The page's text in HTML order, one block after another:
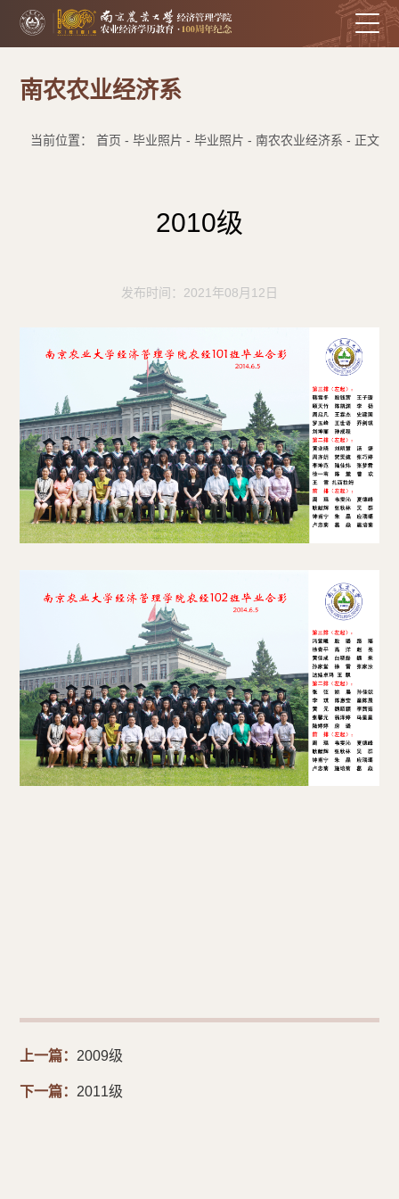
南农农业经济系
当前位置： 首页 - 毕业照片 - 毕业照片 - 南农农业经济系 - 正文
2010级
发布时间：2021年08月12日
上一篇： 2009级
下一篇： 2011级